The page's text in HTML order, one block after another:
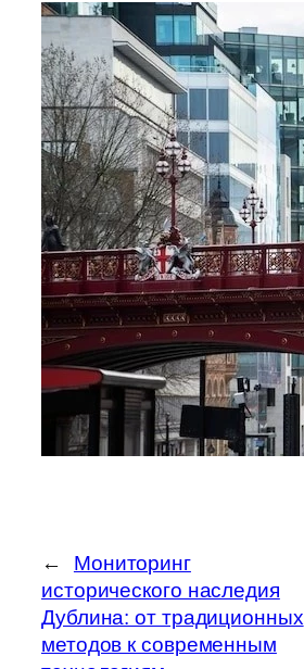
←
Мониторинг
исторического наследия
Дублина: от традиционных
методов к современным